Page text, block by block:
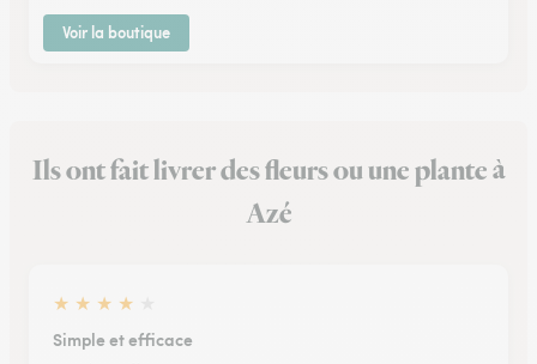
Voir la boutique
Ils ont fait livrer des fleurs ou une plante à
Azé
★ ★ ★ ★
Simple et efficace